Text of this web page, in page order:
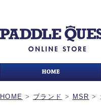
HOME > ブランド > MSR >